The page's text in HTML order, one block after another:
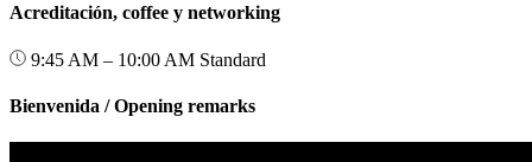
Acreditación, coffee y networking
9:45 AM – 10:00 AM Standard
Bienvenida / Opening remarks